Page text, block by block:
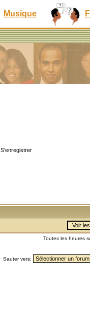
Musique
S'enregistrer
Toutes les heures
Sauter vers: